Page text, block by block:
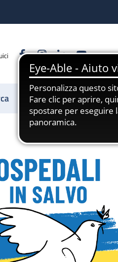
FacebookInstagram
LinkedinYouTube
Sostienici